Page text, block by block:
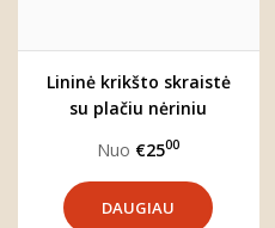
Lininė krikšto skraistė
su plačiu nėriniu
Nuo €2500
DAUGIAU